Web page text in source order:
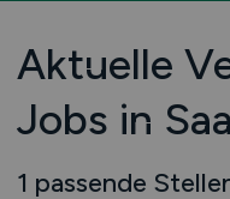
Aktuelle
Jobs in
1 passende